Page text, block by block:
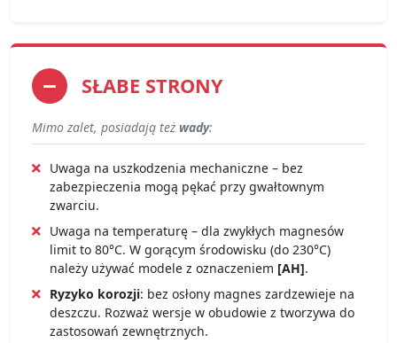
SŁABE STRONY
Mimo zalet, posiadają też wady:
Uwaga na uszkodzenia mechaniczne – bez
zabezpieczenia mogą pękać przy gwałtownym
zwarciu.
Uwaga na temperaturę – dla zwykłych magnesów
limit to 80°C. W gorącym środowisku (do 230°C)
należy używać modele z oznaczeniem [AH].
Ryzyko korozji: bez osłony magnes zardzewieje na
deszczu. Rozważ wersje w obudowie z tworzywa do
zastosowań zewnętrznych.